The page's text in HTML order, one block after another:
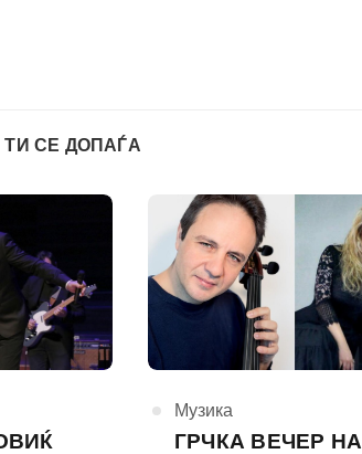
СЕ ДОПАЃА
КАтегорија
Музика
ГРЧКА ВЕЧЕР НА